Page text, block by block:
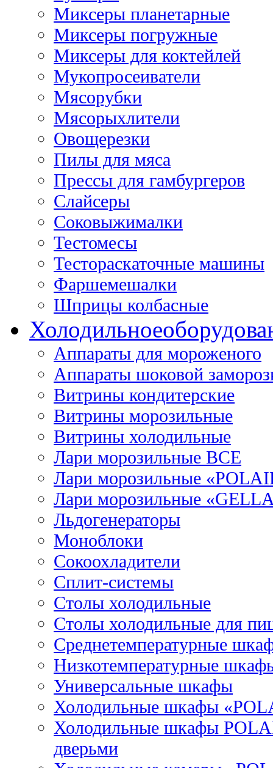
Миксеры планетарные
Миксеры погружные
Миксеры для коктейлей
Мукопросеиватели
Мясорубки
Мясорыхлители
Овощерезки
Пилы для мяса
Прессы для гамбургеров
Слайсеры
Соковыжималки
Тестомесы
Тестораскаточные машины
Фаршемешалки
Шприцы колбасные
Холодильное
Аппараты для мороженого
Аппараты шоковой
Витрины кондитерские
Витрины морозильные
Витрины холодильные
Лари морозильные ВСЕ
Лари морозильные
Лари морозильные
Льдогенераторы
Моноблоки
Сокоохладители
Сплит-системы
Столы холодильные
Столы холодильные для
Среднетемпературные
Низкотемпературные
Универсальные шкафы
Холодильные шкафы
Холодильные шкафы
дверьми